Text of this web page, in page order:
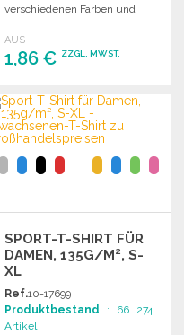
verschiedenen Farben und
abnehmbarer Etikette.
AUS
1,86 € ZZGL. MWST.
BESTELLEN
Angebot anfordern
SPORT-T-SHIRT FÜR
DAMEN, 135G/M², S-
XL
Ref.10-17699
Produktbestand : 66 274
Artikel